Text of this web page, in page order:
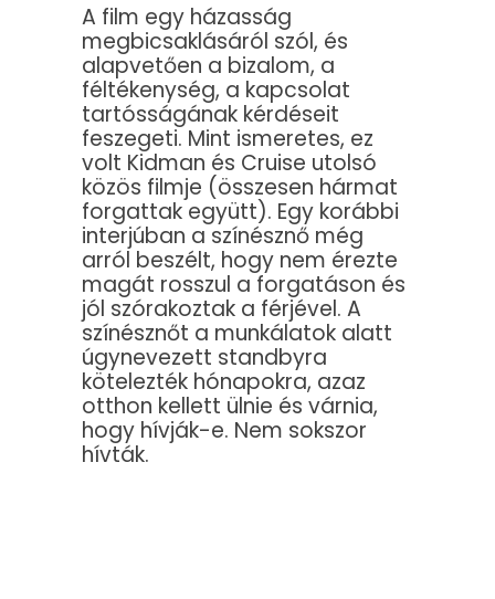
A film egy házasság
megbicsaklásáról szól, és
alapvetően a bizalom, a
féltékenység, a kapcsolat
tartósságának kérdéseit
feszegeti. Mint ismeretes, ez
volt Kidman és Cruise utolsó
közös filmje (összesen hármat
forgattak együtt). Egy korábbi
interjúban a színésznő még
arról beszélt, hogy nem érezte
magát rosszul a forgatáson és
jól szórakoztak a férjével. A
színésznőt a munkálatok alatt
úgynevezett standbyra
kötelezték hónapokra, azaz
otthon kellett ülnie és várnia,
hogy hívják-e. Nem sokszor
hívták.